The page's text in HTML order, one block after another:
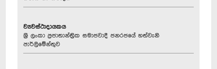
ව්‍යවස්ථාදායකය
ශ්‍රී ලංකා ප්‍රජාතාන්ත්‍රික සමාජවාදී ජනරජයේ හත්වැනි
පාර්ලිමේන්තුව